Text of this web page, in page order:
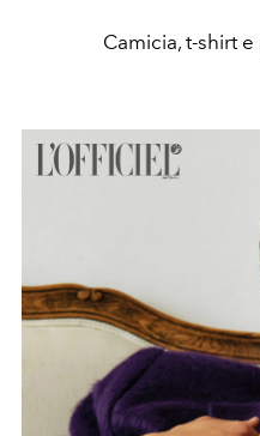
Camicia, t-shirt e